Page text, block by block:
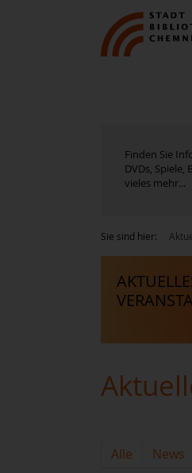
Finden Sie
DVDs, Spiele,
vieles mehr...
Sie sind hier:
Alle News